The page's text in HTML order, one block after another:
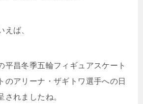
えば、
平昌冬季五輪フィギュアスケート
のアリーナ・ザギトワ選手への日
されましたね。